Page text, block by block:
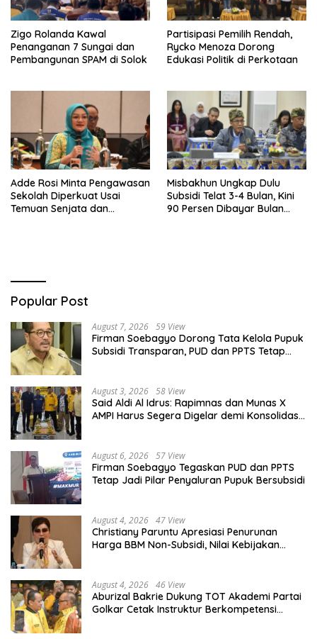
Zigo Rolanda Kawal
Penanganan 7 Sungai dan
Pembangunan SPAM di Solok
Partisipasi Pemilih Rendah,
Rycko Menoza Dorong
Edukasi Politik di Perkotaan
Adde Rosi Minta Pengawasan
Sekolah Diperkuat Usai
Temuan Senjata dan
Misbakhun Ungkap Dulu
Subsidi Telat 3-4 Bulan, Kini
90 Persen Dibayar Bulan
Popular Post
August 7, 2026 59 View
Firman Soebagyo Dorong Tata Kelola Pupuk
Subsidi Transparan, PUD dan PPTS Tetap
August 3, 2026 58 View
Said Aldi Al Idrus: Rapimnas dan Munas X
AMPI Harus Segera Digelar demi Konsolidasi
August 6, 2026 57 View
Firman Soebagyo Tegaskan PUD dan PPTS
Tetap Jadi Pilar Penyaluran Pupuk Bersubsidi
August 4, 2026 47 View
Christiany Paruntu Apresiasi Penurunan
Harga BBM Non-Subsidi, Nilai Kebijakan
August 4, 2026 46 View
Aburizal Bakrie Dukung TOT Akademi Partai
Golkar Cetak Instruktur Berkompetensi